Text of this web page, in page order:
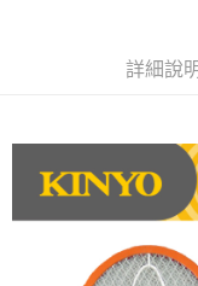
２．便利：只要手機號碼
１．於結帳方式選擇「
結帳頁面，進行簡訊認
２．訂單成立數日內，
３．收到繳費通知簡訊後
ATM／網路銀行／等多
※ 請注意：結帳手續完成
付款後全家取貨
每筆NT$60，滿
7-11取貨付款
詳細說